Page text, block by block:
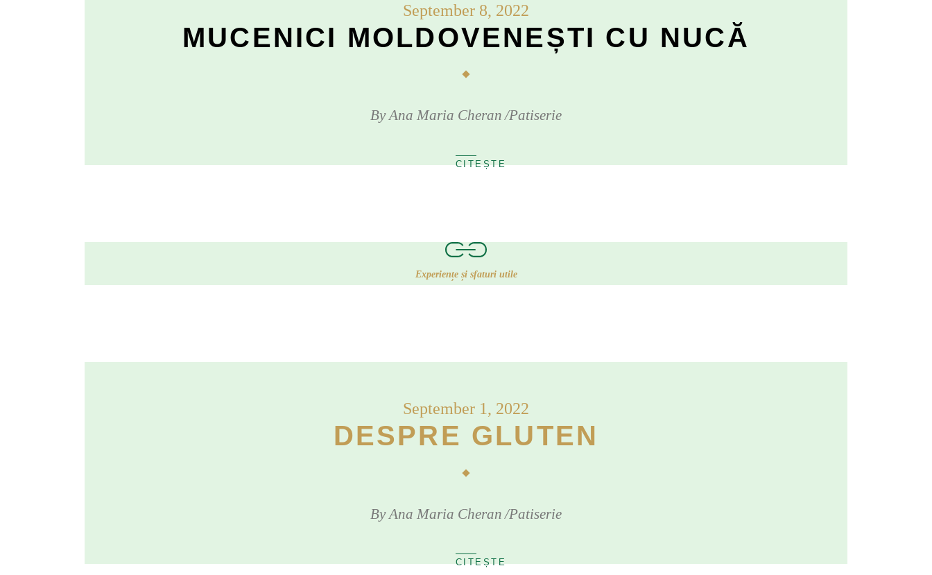
September 8, 2022
MUCENICI MOLDOVENEȘTI CU NUCĂ
ByAna Maria Cheran Patiserie
Experiențe și sfaturi utile
September 1, 2022
DESPRE GLUTEN
ByAna Maria Cheran Patiserie